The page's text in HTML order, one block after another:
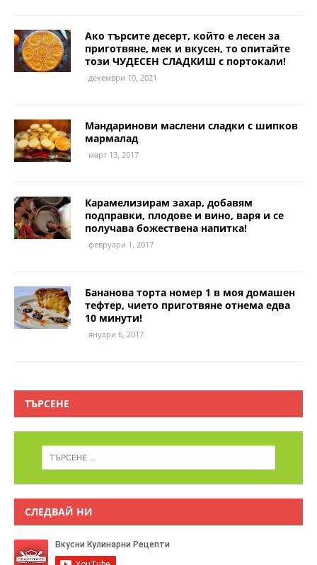
Ако търсите десерт, който е лесен за
приготвяне, мек и вкусен, то опитайте
този ЧУДЕСЕН СЛАДКИШ с портокали!
декември 10, 2021
Мандаринови маслени слaдки с шипков
мармалад
март 13, 2017
Карамелизирам захар, добавям
подправки, плодове и вино, варя и се
получава божествена напитка!
февруари 1, 2017
Бананова торта номер 1 в моя домашен
тефтер, чието приготвяне отнема едва
10 минути!
януари 6, 2017
ТЪРСЕНЕ
СЛЕДВАЙ НИ